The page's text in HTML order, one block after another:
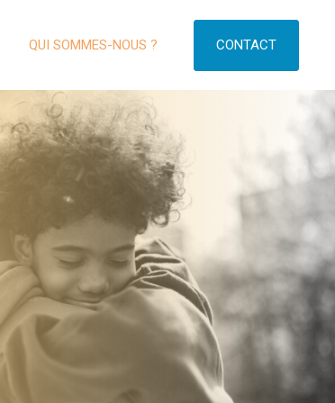
QUI SOMMES-NOUS ? CONTACT